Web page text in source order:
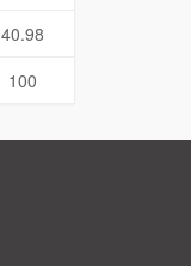
40.98
100